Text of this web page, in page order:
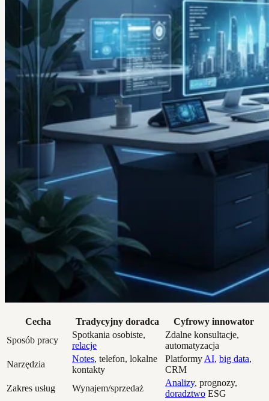
Cecha Tradycyjny doradca
Cyfrowy innowator
Sposób pracy
Spotkania osobiste,
relacje
Zdalne konsultacje,
automatyzacja
Narzędzia
Notes, telefon, lokalne
kontakty
Platformy AI, big data,
CRM
Zakres usług
Wynajem/sprzedaż
Analizy, prognozy,
doradztwo ESG